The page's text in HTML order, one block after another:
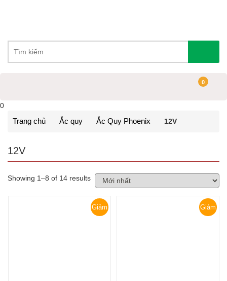
0
0
Trang chủ Ắc quy Ắc Quy Phoenix 12V
12V
Showing 1–8 of 14 results
Giảm Giảm